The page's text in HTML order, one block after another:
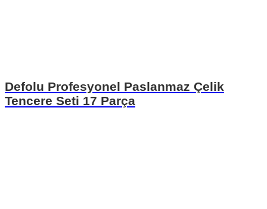
Defolu Profesyonel Paslanmaz Çelik
Tencere Seti 17 Parça